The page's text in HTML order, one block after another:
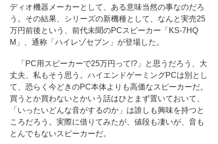
ディオ機器メーカーとして、ある意味当然の事なのだろ
う。その結果、シリーズの新機種として、なんと実売25
万円前後という、前代未聞のPCスピーカー「KS-7HQ
M」、通称「ハイレゾセブン」が登場した。
「PC用スピーカーで25万円って!?」と思うだろう、大
丈夫、私もそう思う。ハイエンドゲーミングPCは別とし
て、恐らく今どきのPC本体よりも高価なスピーカーだ。
買うとか買わないとかいう話はひとまず置いておいて、
「いったいどんな音がするのか」は誰しも興味を持つと
ころだろう。実際に借りてみたが、値段も凄いが、音も
とんでもないスピーカーだ。